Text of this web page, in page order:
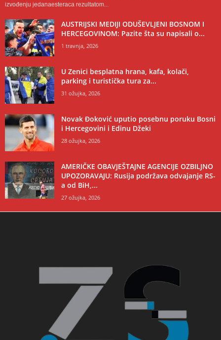
izvođenju jedanaesteraca rezultatom...
AUSTRIJSKI MEDIJI ODUŠEVLJENI BOSNOM I
HERCEGOVINOM: Pazite šta su napisali o...
1 travnja, 2026
U Zenici besplatna hrana, kafa, kolači,
parking i turistička tura za...
31 ožujka, 2026
Novak Đoković uputio posebnu poruku Bosni
i Hercegovini i Edinu Džeki
28 ožujka, 2026
AMERIČKE OBAVJEŠTAJNE AGENCIJE OZBILJNO
UPOZORAVAJU: Rusija podržava odvajanje RS-
a od BiH,...
27 ožujka, 2026